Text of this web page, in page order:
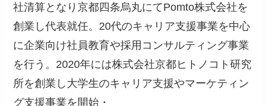
社清算となり京都四条烏丸にてPomto株式会社を
創業し代表就任。20代のキャリア支援事業を中心
に企業向け社員教育や採用コンサルティング事業
を行う。2020年には株式会社京都ヒトノコト研究
所を創業し大学生のキャリア支援やマーケティン
グ支援事業を開始・